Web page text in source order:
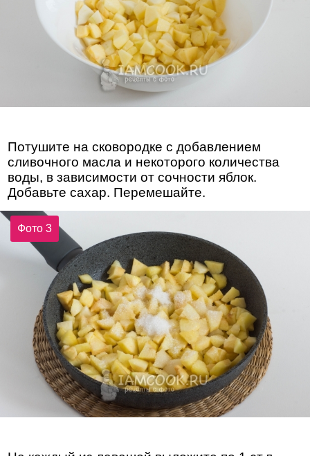
Потушите на сковородке с добавлением
сливочного масла и некоторого количества
воды, в зависимости от сочности яблок.
Добавьте сахар. Перемешайте.
Фото 3